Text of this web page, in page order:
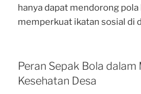
hanya dapat mendorong
memperkuat ikatan sosial di
Peran Sepak Bola
Kesehatan Desa